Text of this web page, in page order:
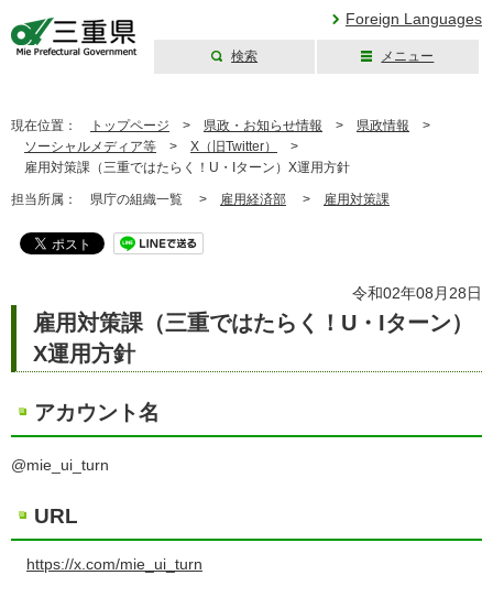
Foreign Languages
検索 メニュー
現在位置： トップページ > 県政・お知らせ情報 > 県政情報 >
ソーシャルメディア等 > X（旧Twitter）
>
雇用対策課（三重ではたらく！U・Iターン）X運用方針
担当所属： 県庁の組織一覧 > 雇用経済部 > 雇用対策課
令和02年08月28日
雇用対策課（三重ではたらく！U・Iターン）
X運用方針
アカウント名
@mie_ui_turn
URL
https://x.com/mie_ui_turn